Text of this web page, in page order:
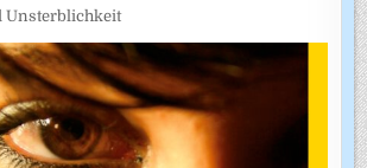
Unsterblichkeit